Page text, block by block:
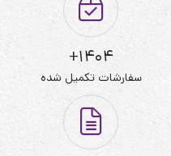
1404+
سفارشات تکمیل شده